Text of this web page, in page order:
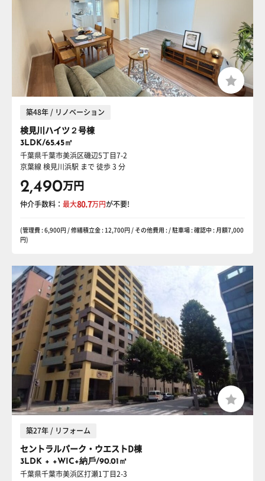
築48年 / リノベーション
検見川ハイツ２号棟
3LDK/65.45㎡
千葉県千葉市美浜区磯辺5丁目7-2
京葉線 検見川浜駅 まで 徒歩 3 分
2,490万円
仲介手数料： 最大80.7万円が不要!
(管理費 : 6,900円 / 修繕積立金 : 12,700円 / その他費用 : / 駐車場 : 確認中 : 月額7,000
円)
築27年 / リフォーム
セントラルパーク・ウエストD棟
3LDK + +WIC+納⼾/90.01㎡
千葉県千葉市美浜区打瀬1丁目2-3